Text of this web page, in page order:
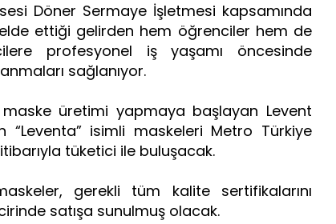
Döner Sermaye İşletmesi kapsamında
ettiği gelirden hem öğrenciler hem de
profesyonel iş yaşamı öncesinde
sağlanıyor.
maske üretimi yapmaya başlayan Levent
“Leventa” isimli maskeleri Metro Türkiye
tüketici ile buluşacak.
gerekli tüm kalite sertifikalarını
satışa sunulmuş olacak.